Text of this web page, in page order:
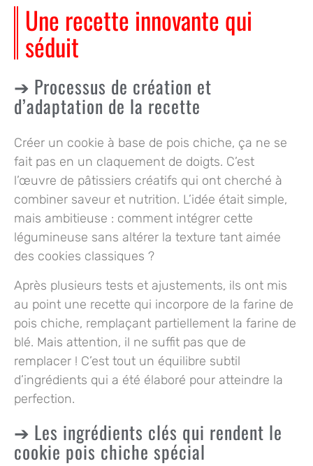
Une recette innovante qui
séduit
Processus de création et
d’adaptation de la recette
Créer un cookie à base de pois chiche, ça ne se
fait pas en un claquement de doigts. C’est
l’œuvre de pâtissiers créatifs qui ont cherché à
combiner saveur et nutrition. L’idée était simple,
mais ambitieuse : comment intégrer cette
légumineuse sans altérer la texture tant aimée
des cookies classiques ?
Après plusieurs tests et ajustements, ils ont mis
au point une recette qui incorpore de la farine de
pois chiche, remplaçant partiellement la farine de
blé. Mais attention, il ne suffit pas que de
remplacer ! C’est tout un équilibre subtil
d’ingrédients qui a été élaboré pour atteindre la
perfection.
Les ingrédients clés qui rendent le
cookie pois chiche spécial